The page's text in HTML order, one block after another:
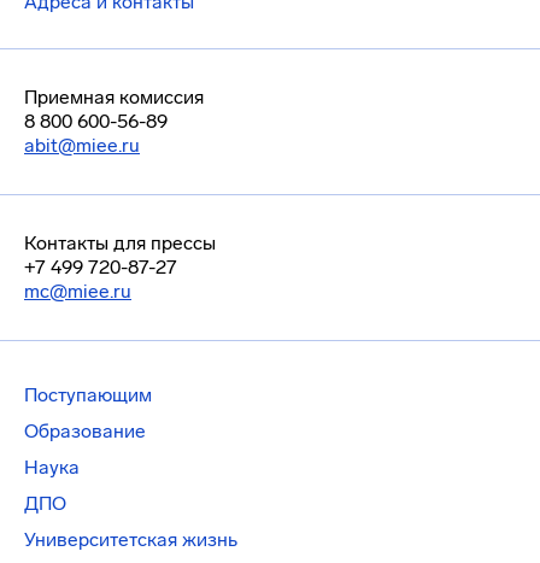
Приемная комиссия
8 800 600-56-89
abit@miee.ru
Контакты для прессы
+7 499 720-87-27
mc@miee.ru
Поступающим
Образование
Наука
ДПО
Университетская жизнь